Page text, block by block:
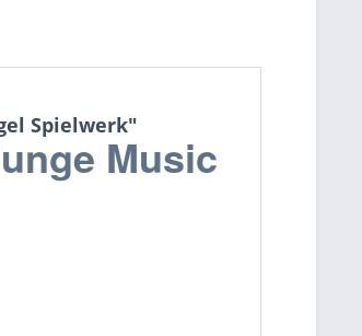
Spielwerk"
Music